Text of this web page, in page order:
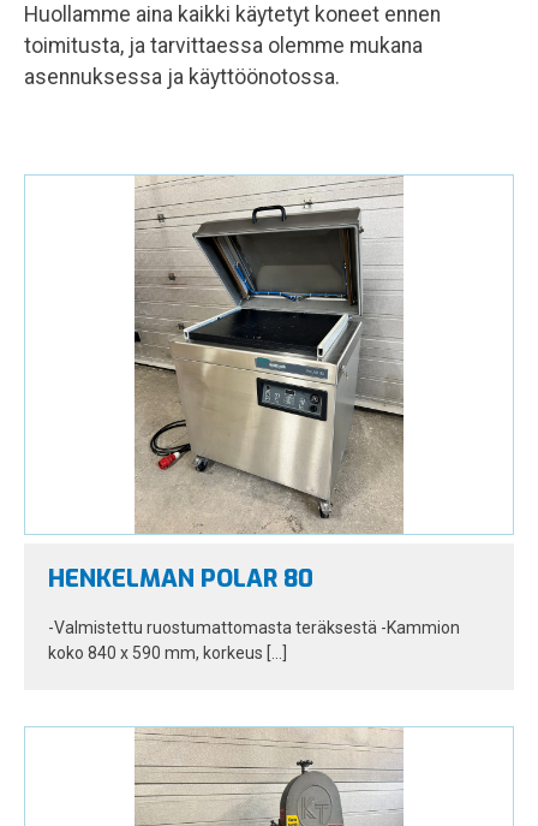
03-3454 4500
kevinalpina@kevinalpina.fi
Huollamme aina kaikki käytetyt koneet ennen
toimitusta, ja tarvittaessa olemme mukana
asennuksessa ja käyttöönotossa.
HENKELMAN POLAR 80
-Valmistettu ruostumattomasta teräksestä -Kammion
koko 840 x 590 mm, korkeus […]